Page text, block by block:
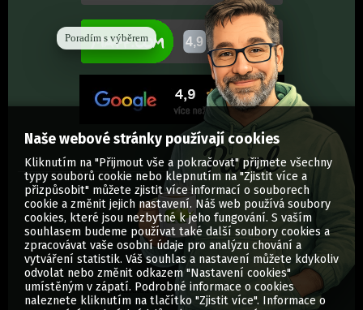
Poradím s výběrem
© Vytisknuti.cz | Všechna práva vyhrazena
Naše webové stránky používají cookies
Kliknutím na "Přijmout vše a pokračovat" přijmete všechny
typy souborů cookie nebo klepnutím na "Zjistit více a
přizpůsobit" můžete zjistit více informací o souborech
cookie a změnit jejich nastavení. Náš web používá soubory
cookies, které jsou nezbytné k jeho fungování. S vaším
souhlasem budeme používat také další soubory cookies a
zpracovávat vaše osobní údaje pro analýzu chování a
vytváření statistik. Váš souhlas a nastavení můžete kdykoliv
odvolat nebo změnit odkazem "Nastavení cookies"
umístěným v zápatí. Podrobné informace o cookies
naleznete kliknutím na tlačítko "Zjistit více". Informace o